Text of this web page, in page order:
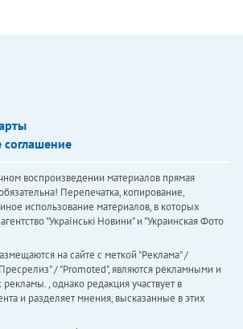
соглашение
воспроизведении материалов прямая
Перепечатка, копирование,
использование материалов, в которых
"Українськi Новини" и "Украинская Фото
на сайте с меткой "Реклама" /
/ "Promoted", являются рекламными и
, однако редакция участвует в
и разделяет мнения, высказанные в этих